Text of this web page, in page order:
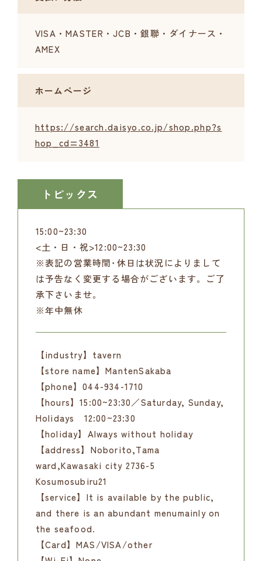
VISA・MASTER・JCB・銀聯・ダイナース・
AMEX
ホームページ
https://search.daisyo.co.jp/shop.php?s
hop_cd=3481
トピックス
15:00~23:30
<土・日・祝>12:00~23:30
※表記の営業時間･休日は状況によりまして
は予告なく変更する場合がございます。ご了
承下さいませ。
※年中無休
【industry】tavern
【store name】MantenSakaba
【phone】044-934-1710
【hours】15:00~23:30／Saturday, Sunday,
Holidays 12:00~23:30
【holiday】Always without holiday
【address】Noborito,Tama
ward,Kawasaki city 2736-5
Kosumosubiru21
【service】It is available by the public,
and there is an abundant menumainly on
the seafood.
【Card】MAS/VISA/other